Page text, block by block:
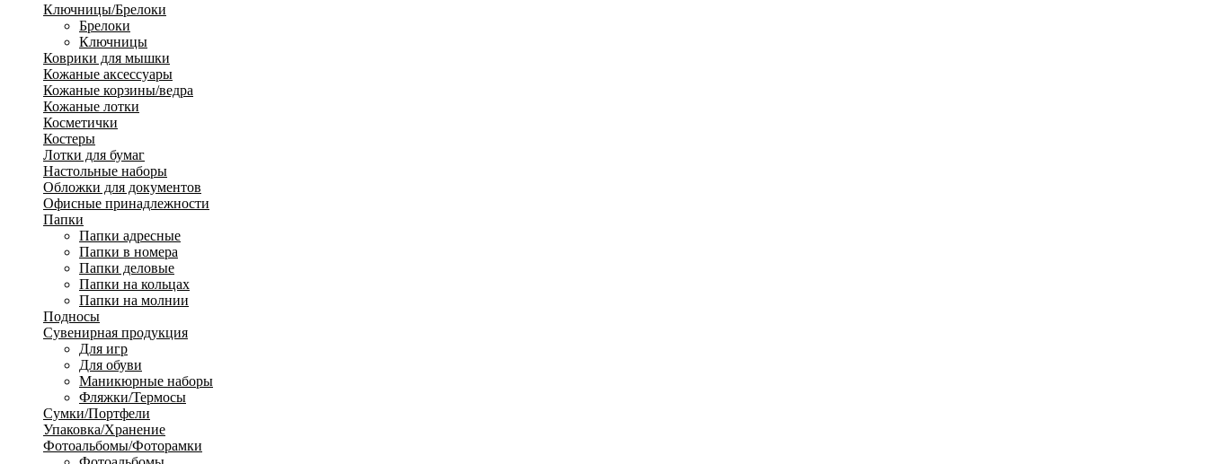
Ключницы/Брелоки
Брелоки
Ключницы
Коврики для мышки
Кожаные аксессуары
Кожаные корзины/ведра
Кожаные лотки
Косметички
Костеры
Лотки для бумаг
Настольные наборы
Обложки для документов
Офисные принадлежности
Папки
Папки адресные
Папки в номера
Папки деловые
Папки на кольцах
Папки на молнии
Подносы
Сувенирная продукция
Для игр
Для обуви
Маникюрные наборы
Фляжки/Термосы
Сумки/Портфели
Упаковка/Хранение
Фотоальбомы/Фоторамки